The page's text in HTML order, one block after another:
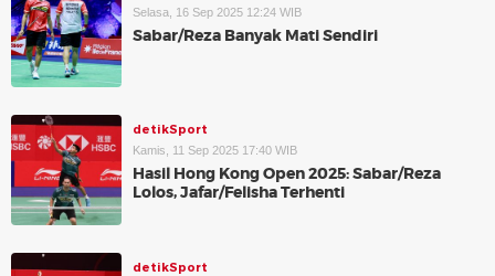
Selasa, 16 Sep 2025 12:24 WIB
Sabar/Reza Banyak Mati Sendiri
detikSport
Kamis, 11 Sep 2025 17:40 WIB
Hasil Hong Kong Open 2025: Sabar/Reza
Lolos, Jafar/Felisha Terhenti
detikSport